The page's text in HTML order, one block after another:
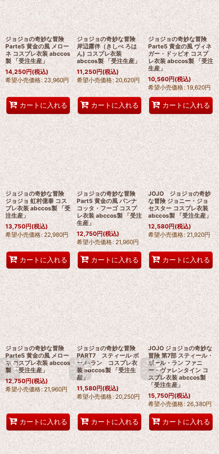
ジョジョの奇妙な冒険
Parte5 黄金の風 メロー
ネ コスプレ衣装 abccos
製 「受注生産」
14,250円(税込)
希望小売価格: 23,960円
カートに入れる
ジョジョの奇妙な冒険
岸辺露伴（きしべ ろは
ん) コスプレ衣装
abccos製 「受注生産」
11,250円(税込)
希望小売価格: 20,620円
カートに入れる
ジョジョの奇妙な冒険
Parte5 黄金の風 ヴィネ
ガー・ドッピオ コスプ
レ衣装 abccos製 「受注
生産」
10,560円(税込)
希望小売価格: 19,620円
カートに入れる
ジョジョの奇妙な冒険
ジョジョ 虹村億泰 コス
プレ衣装 abccos製 「受
注生産」
13,750円(税込)
希望小売価格: 22,980円
カートに入れる
ジョジョの奇妙な冒険
Part5 黄金の風 パンナ
コッタ・フーゴ コスプ
レ衣装 abccos製 「受注
生産」
12,750円(税込)
希望小売価格: 21,960円
カートに入れる
JOJO ジョジョの奇妙
な冒険 ジョニー・ジョ
セスター コスプレ衣装
abccos製 「受注生産」
12,580円(税込)
希望小売価格: 21,920円
カートに入れる
ジョジョの奇妙な冒険
Parte5 黄金の風 メロー
ネ コスプレ衣装 abccos
製 「受注生産」
12,750円(税込)
希望小売価格: 21,960円
カートに入れる
ジョジョの奇妙な冒険
PART7 スティール·ボ
ール·ラン コスプレ衣
装 abccos製 「受注生
産」
11,580円(税込)
希望小売価格: 20,250円
カートに入れる
JOJO ジョジョの奇妙な
冒険 第7部 スティール・
ボール・ラン ファニ
ー・ヴァレンタイン コ
スプレ衣装 abccos製
「受注生産」
15,750円(税込)
希望小売価格: 26,380円
カートに入れる